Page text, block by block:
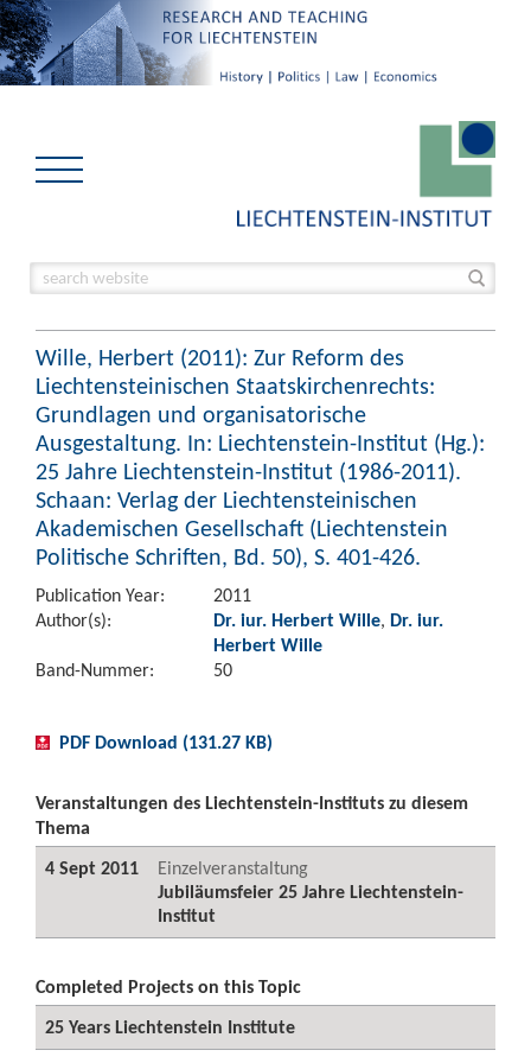
Wille, Herbert (2011): Zur Reform des
Liechtensteinischen Staatskirchenrechts:
Grundlagen und organisatorische
Ausgestaltung. In: Liechtenstein-Institut (Hg.):
25 Jahre Liechtenstein-Institut (1986-2011).
Schaan: Verlag der Liechtensteinischen
Akademischen Gesellschaft (Liechtenstein
Politische Schriften, Bd. 50), S. 401-426.
Publication Year:
2011
Author(s):
Dr. iur. Herbert Wille, Dr. iur.
Herbert Wille
Band-Nummer:
50
PDF Download (131.27 KB)
Veranstaltungen des Liechtenstein-Instituts zu diesem
Thema
4 Sept 2011
Einzelveranstaltung
Jubiläumsfeier 25 Jahre Liechtenstein-
Institut
Completed Projects on this Topic
25 Years Liechtenstein Institute